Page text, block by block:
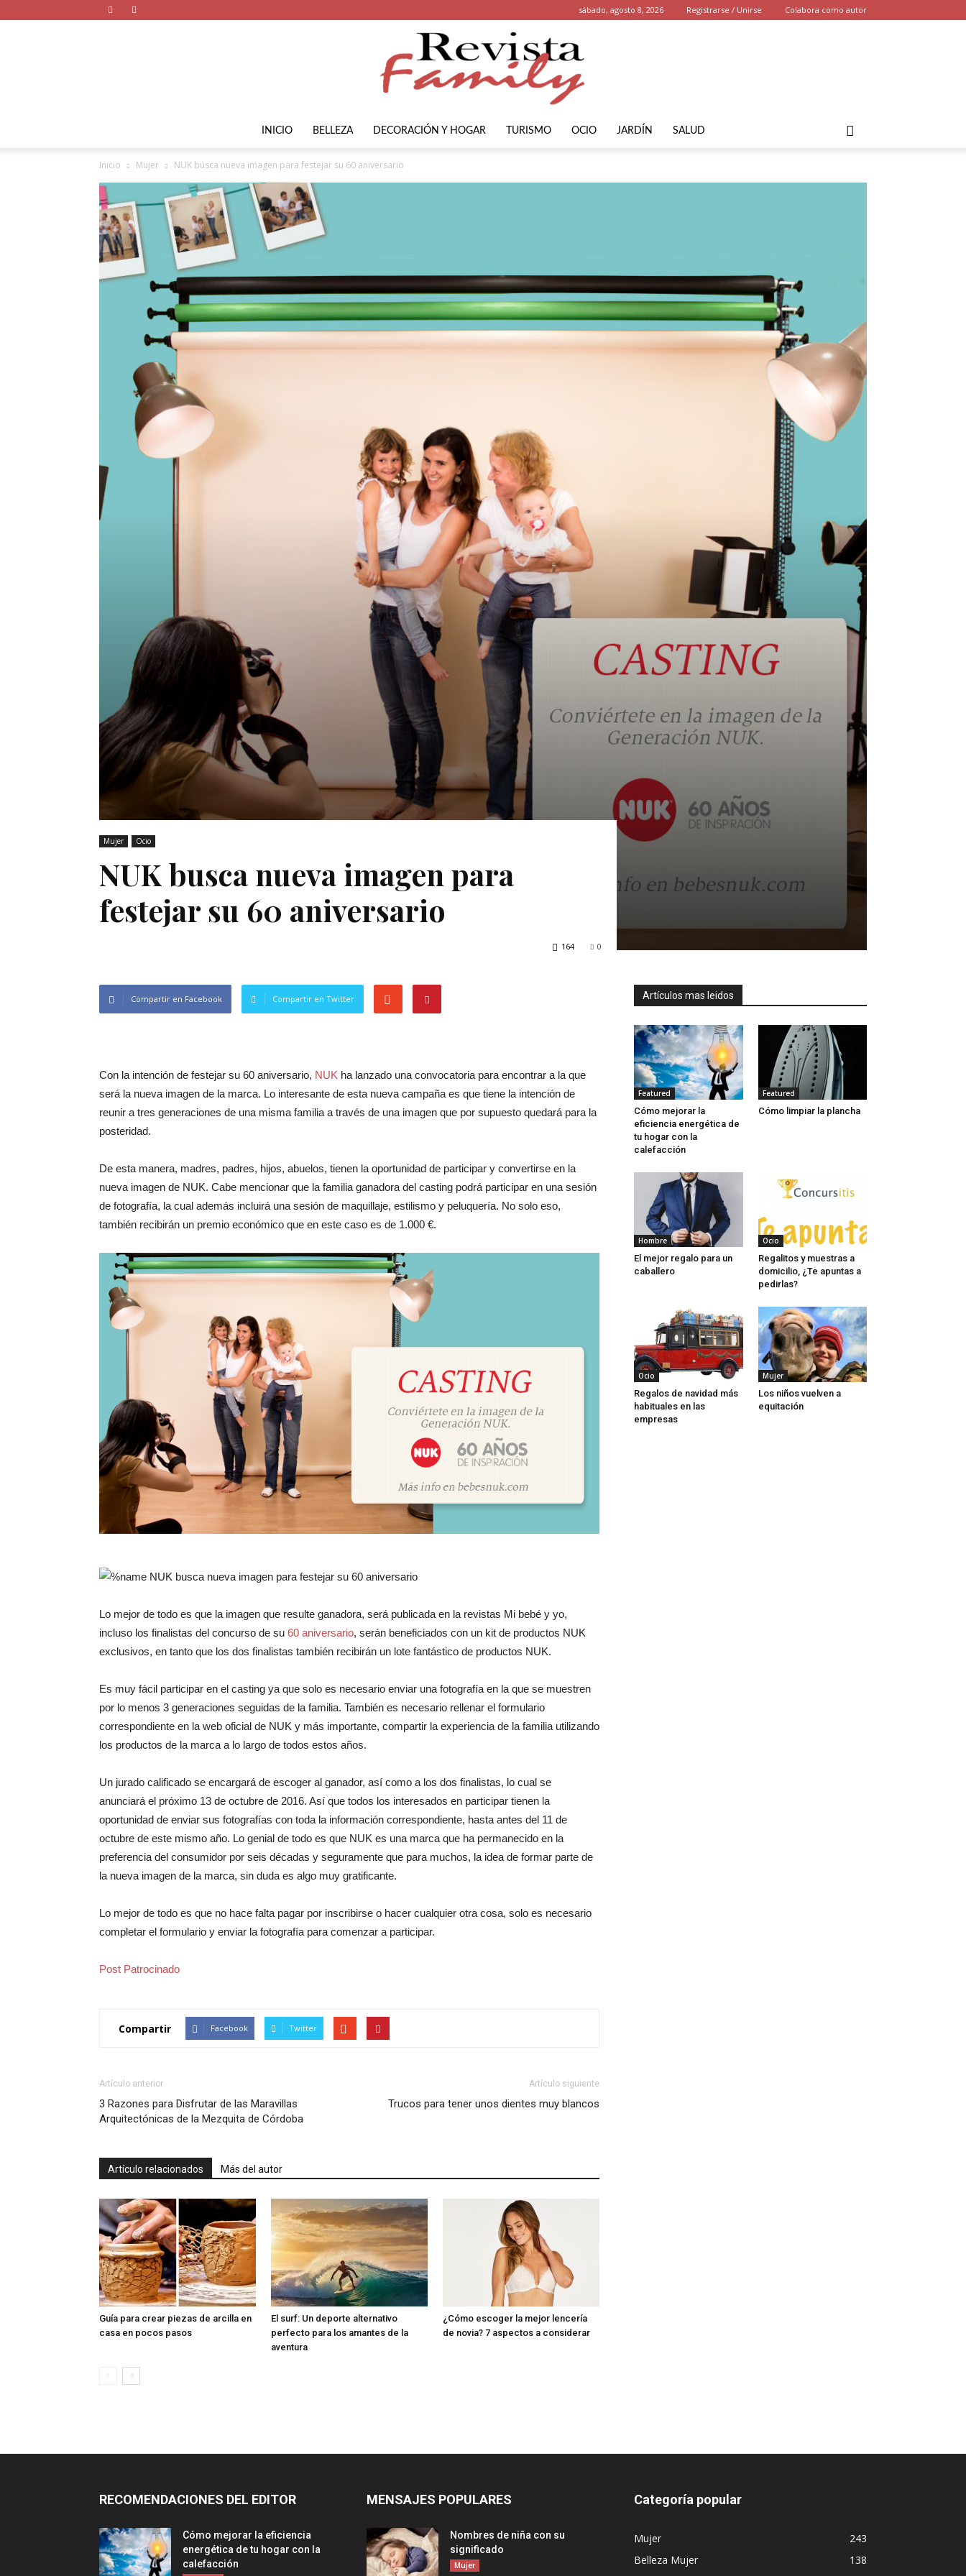
sábado, agosto 8, 2026 Registrarse / Unirse Colabora como autor
INICIO BELLEZA DECORACIÓN Y HOGAR TURISMO OCIO JARDÍN SALUD
Inicio Mujer NUK busca nueva imagen para festejar su 60 aniversario
Mujer Ocio
NUK busca nueva imagen para
festejar su 60 aniversario
0
164
Compartir en Facebook Compartir en Twitter
Con la intención de festejar su 60 aniversario, NUK ha lanzado una convocatoria para encontrar a la que
será la nueva imagen de la marca. Lo interesante de esta nueva campaña es que tiene la intención de
reunir a tres generaciones de una misma familia a través de una imagen que por supuesto quedará para la
posteridad.
De esta manera, madres, padres, hijos, abuelos, tienen la oportunidad de participar y convertirse en la
nueva imagen de NUK. Cabe mencionar que la familia ganadora del casting podrá participar en una sesión
de fotografía, la cual además incluirá una sesión de maquillaje, estilismo y peluquería. No solo eso,
también recibirán un premio económico que en este caso es de 1.000 €.
Lo mejor de todo es que la imagen que resulte ganadora, será publicada en la revistas Mi bebé y yo,
incluso los finalistas del concurso de su 60 aniversario, serán beneficiados con un kit de productos NUK
exclusivos, en tanto que los dos finalistas también recibirán un lote fantástico de productos NUK.
Es muy fácil participar en el casting ya que solo es necesario enviar una fotografía en la que se muestren
por lo menos 3 generaciones seguidas de la familia. También es necesario rellenar el formulario
correspondiente en la web oficial de NUK y más importante, compartir la experiencia de la familia utilizando
los productos de la marca a lo largo de todos estos años.
Un jurado calificado se encargará de escoger al ganador, así como a los dos finalistas, lo cual se
anunciará el próximo 13 de octubre de 2016. Así que todos los interesados en participar tienen la
oportunidad de enviar sus fotografías con toda la información correspondiente, hasta antes del 11 de
octubre de este mismo año. Lo genial de todo es que NUK es una marca que ha permanecido en la
preferencia del consumidor por seis décadas y seguramente que para muchos, la idea de formar parte de
la nueva imagen de la marca, sin duda es algo muy gratificante.
Lo mejor de todo es que no hace falta pagar por inscribirse o hacer cualquier otra cosa, solo es necesario
completar el formulario y enviar la fotografía para comenzar a participar.
Post Patrocinado
Compartir Facebook Twitter
Artículo anterior
3 Razones para Disfrutar de las Maravillas
Arquitectónicas de la Mezquita de Córdoba
Artículo siguiente
Trucos para tener unos dientes muy blancos
Artículo relacionados Más del autor
Guía para crear piezas de arcilla en
casa en pocos pasos
El surf: Un deporte alternativo
perfecto para los amantes de la
aventura
¿Cómo escoger la mejor lencería
de novia? 7 aspectos a considerar
Artículos mas leidos
Featured
Cómo mejorar la
eficiencia energética de
tu hogar con la
calefacción
Featured
Cómo limpiar la plancha
Hombre
El mejor regalo para un
caballero
Ocio
Regalitos y muestras a
domicilio, ¿Te apuntas a
pedirlas?
Ocio
Regalos de navidad más
habituales en las
empresas
Mujer
Los niños vuelven a
equitación
RECOMENDACIONES DEL EDITOR
Cómo mejorar la eficiencia
energética de tu hogar con la
calefacción
MENSAJES POPULARES
Nombres de niña con su
significado
Mujer
Categoría popular
Mujer
243
Belleza Mujer
138